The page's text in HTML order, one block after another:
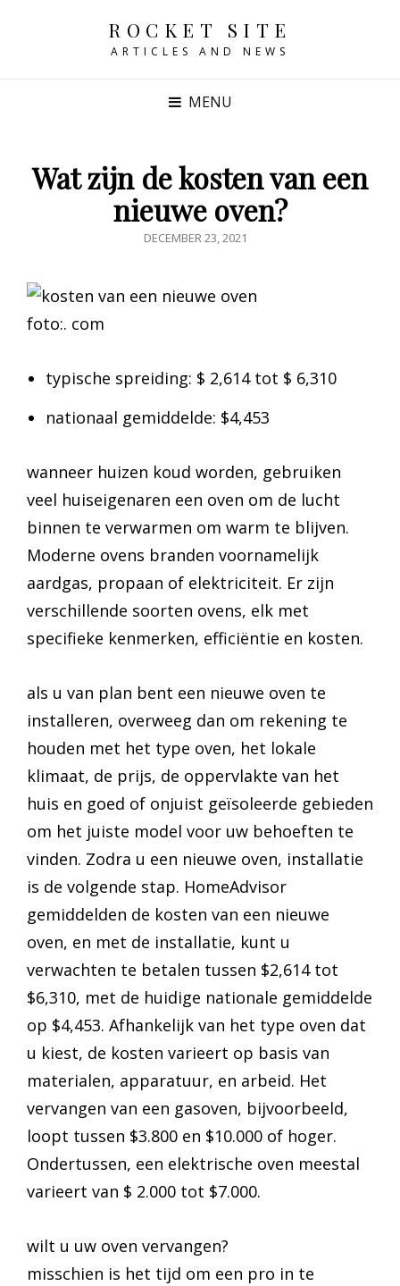
ROCKET SITE
ARTICLES AND NEWS
MENU
Wat zijn de kosten van een
nieuwe oven?
GEPUBLICEERD
DECEMBER 23, 2021
foto:. com
typische spreiding: $ 2,614 tot $ 6,310
nationaal gemiddelde: $4,453
wanneer huizen koud worden, gebruiken
veel huiseigenaren een oven om de lucht
binnen te verwarmen om warm te blijven.
Moderne ovens branden voornamelijk
aardgas, propaan of elektriciteit. Er zijn
verschillende soorten ovens, elk met
specifieke kenmerken, efficiëntie en kosten.
als u van plan bent een nieuwe oven te
installeren, overweeg dan om rekening te
houden met het type oven, het lokale
klimaat, de prijs, de oppervlakte van het
huis en goed of onjuist geïsoleerde gebieden
om het juiste model voor uw behoeften te
vinden. Zodra u een nieuwe oven, installatie
is de volgende stap. HomeAdvisor
gemiddelden de kosten van een nieuwe
oven, en met de installatie, kunt u
verwachten te betalen tussen $2,614 tot
$6,310, met de huidige nationale gemiddelde
op $4,453. Afhankelijk van het type oven dat
u kiest, de kosten varieert op basis van
materialen, apparatuur, en arbeid. Het
vervangen van een gasoven, bijvoorbeeld,
loopt tussen $3.800 en $10.000 of hoger.
Ondertussen, een elektrische oven meestal
varieert van $ 2.000 tot $7.000.
wilt u uw oven vervangen?
misschien is het tijd om een pro in te